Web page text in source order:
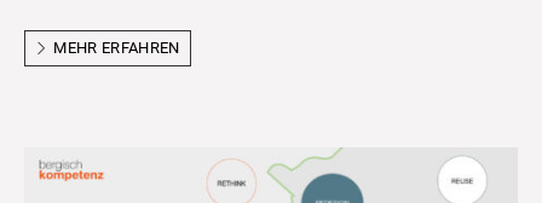
MEHR ERFAHREN